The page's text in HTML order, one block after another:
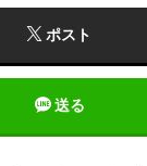
ポスト
送る